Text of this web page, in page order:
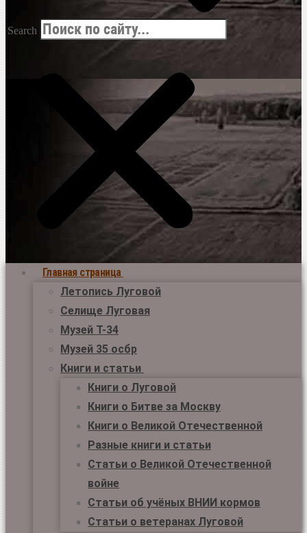
Search
Главная страница
Летопись Луговой
Селище Луговая
Музей Т-34
Музей 35 осбр
Книги и статьи
Книги о Луговой
Книги о Битве за Москву
Книги о Великой Отечественной
Разные книги и статьи
Статьи о Великой Отечественной
войне
Статьи об учёных ВНИИ кормов
Статьи о ветеранах Луговой